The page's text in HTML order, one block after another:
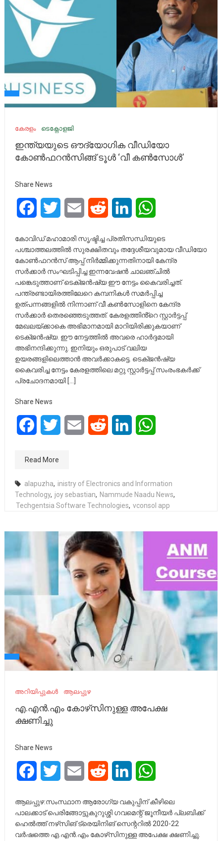
കേരളം ടെക്നോളജി
ഇന്ത്യയുടെ ഔദ്യോഗിക വീഡിയോ
കോൺഫറൻസിങ്ങ് ടൂൾ ‘വീ കൺസോൾ’
Share News
FacebookTwitter Email Reddit LinkedIn
കോവിഡ് മഹാമാരി സൃഷ്ടിച്ച പ്രതിസന്ധിയുടെ
പശ്ചാത്തലത്തിൽ സുരക്ഷിതവും തദ്ദേശീയവുമായ വീഡിയോ
കോൺഫറൻസ് ആപ്പ് നിർമ്മിക്കുന്നതിനായി കേന്ദ്ര
സർക്കാർ സംഘടിപ്പിച്ച ഇന്നവേഷൻ ചാലഞ്ചിൽ
പങ്കെടുത്താണ് ടെക്ജൻഷ്യ ഈ നേട്ടം കൈവരിച്ചത്.
പന്ത്രണ്ടായിരത്തിലേറെ കമ്പനികൾ സമർപ്പിച്ച
ഉത്പന്നങ്ങളിൽ നിന്നാണ് വീ കൺസോളിനെ കേന്ദ്ര
സർക്കാർ തെരഞ്ഞെടുത്തത്. കേരളത്തിൻ്റെ സ്റ്റാർട്ടപ്പ്
മേഖലയ്ക്കാകെ അഭിമാനമായി മാറിയിരിക്കുകയാണ്
ടെക്ജൻഷ്യ. ഈ നേട്ടത്തിൽ അവരെ ഹാർദ്ദമായി
അഭിനന്ദിക്കുന്നു. ഇനിയും ഒരുപാട് വലിയ
ഉയരങ്ങളിലെത്താൻ അവർക്കാകട്ടെ. ടെക്ജൻഷ്യ
കൈവരിച്ച നേട്ടം കേരളത്തിലെ മറ്റു സ്റ്റാർട്ടപ്പ് സംരംഭകർക്ക്
പ്രചോദനമായി […]
Share News
FacebookTwitter Email Reddit LinkedIn
Read More
alapuzha, inistry of Electronics and Information
Technology, joy sebastian, Nammude Naadu News,
Techgentsia Software Technologies, vconsol app
അറിയിപ്പുകൾ ആലപ്പുഴ
എ.എൻ.എം കോഴ്‌സിനുള്ള അപേക്ഷ
ക്ഷണിച്ചു
Share News
FacebookTwitter Email Reddit LinkedIn
ആലപ്പുഴ:സംസ്ഥാന ആരോഗ്യ വകുപ്പിന് കീഴിലെ
പാലക്കാട് പെരിങ്ങോട്ടുകുറുശ്ശി ഗവമെന്റ് ജൂനീയർ പ്ലബിക്ക്
ഹെൽത്ത് നഴ്‌സിങ് ട്രെയിനിങ് സെന്ററിൽ 2020-22
വർഷത്തെ എ.എൻ.എം കോഴ്‌സിനുള്ള അപേക്ഷ ക്ഷണിച്ചു.